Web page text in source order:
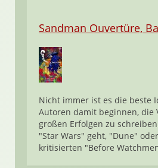
Sandman Ouvertüre,
Nicht immer ist es die beste
Autoren damit beginnen, die
großen Erfolgen zu
"Star Wars" geht, "Dune"
kritisierten "Before